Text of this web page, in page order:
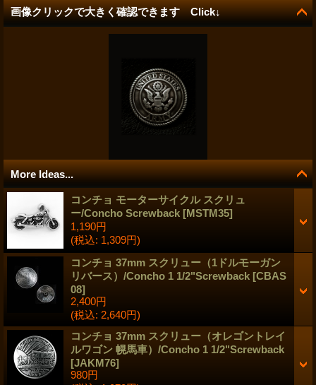
画像クリックで大きく確認できます Click↓
More Ideas...
コンチョ モーターサイクル スクリュ
ー/Concho Screwback [MSTM35]
1,190円
(税込: 1,309円)
コンチョ 37mm スクリュー（1ドルモーガン
リバース）/Concho 1 1/2"Screwback [CBAS
08]
2,400円
(税込: 2,640円)
コンチョ 37mm スクリュー（オレゴントレイ
ルワゴン 幌馬車）/Concho 1 1/2"Screwback
[JAKM76]
980円